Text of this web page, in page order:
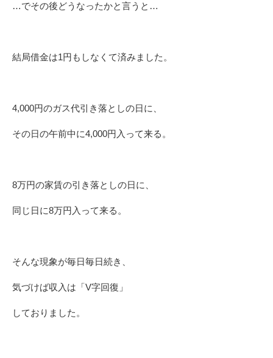
…でその後どうなったかと言うと…
結局借金は1円もしなくて済みました。
4,000円のガス代引き落としの日に、
その日の午前中に4,000円入って来る。
8万円の家賃の引き落としの日に、
同じ日に8万円入って来る。
そんな現象が毎日毎日続き、
気づけば収入は「V字回復」
しておりました。